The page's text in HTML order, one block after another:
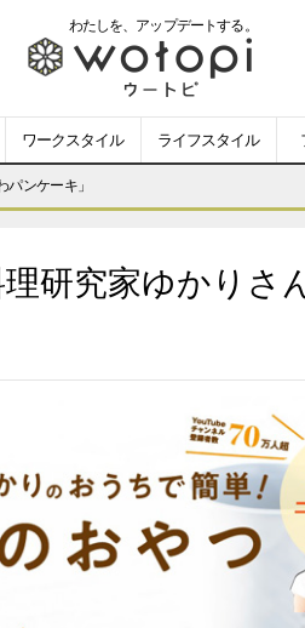
わたしを、 アップデートする。
wotopi
-
ウ
ト
ワークスタイル ライフスタイル
ンケーキ」
研究家ゆかりさ